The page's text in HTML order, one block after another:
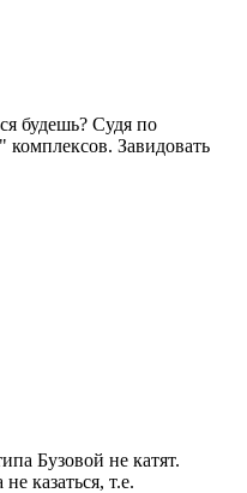
будешь? Судя по
Завидовать
Бузовой не катят.
казаться, т.е.